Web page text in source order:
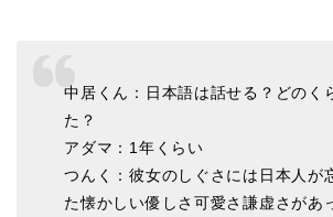
中居くん：日本語は話せる？どのく
た？
アダマ：1年くらい
つんく：彼女のしぐさには日本人が
た懐かしい優しさ可愛さ謙虚さがあ